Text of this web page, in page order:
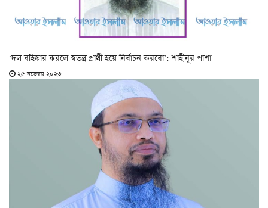
‘দল বহিষ্কার করলে স্বতন্ত্র প্রার্থী হয়ে নির্বাচন করবো’: শাহীনূর পাশা
২৫ নভেম্বর ২০২৩